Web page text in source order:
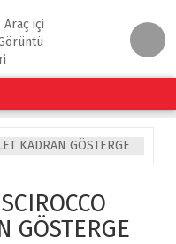
GÖSTERGE